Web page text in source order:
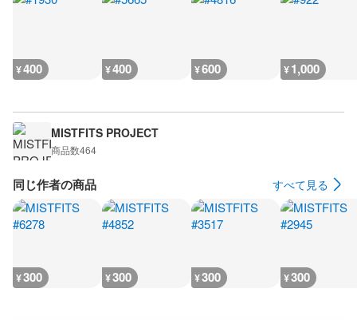
¥400 ¥400 ¥600 ¥1,000
MISTFITS PROJECT
商品数464
同じ作者の商品 すべて見る
¥300 ¥300 ¥300 ¥300